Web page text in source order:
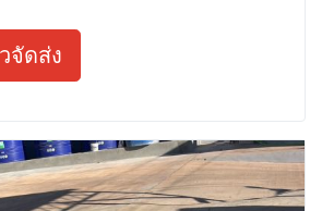
จัดส่ง